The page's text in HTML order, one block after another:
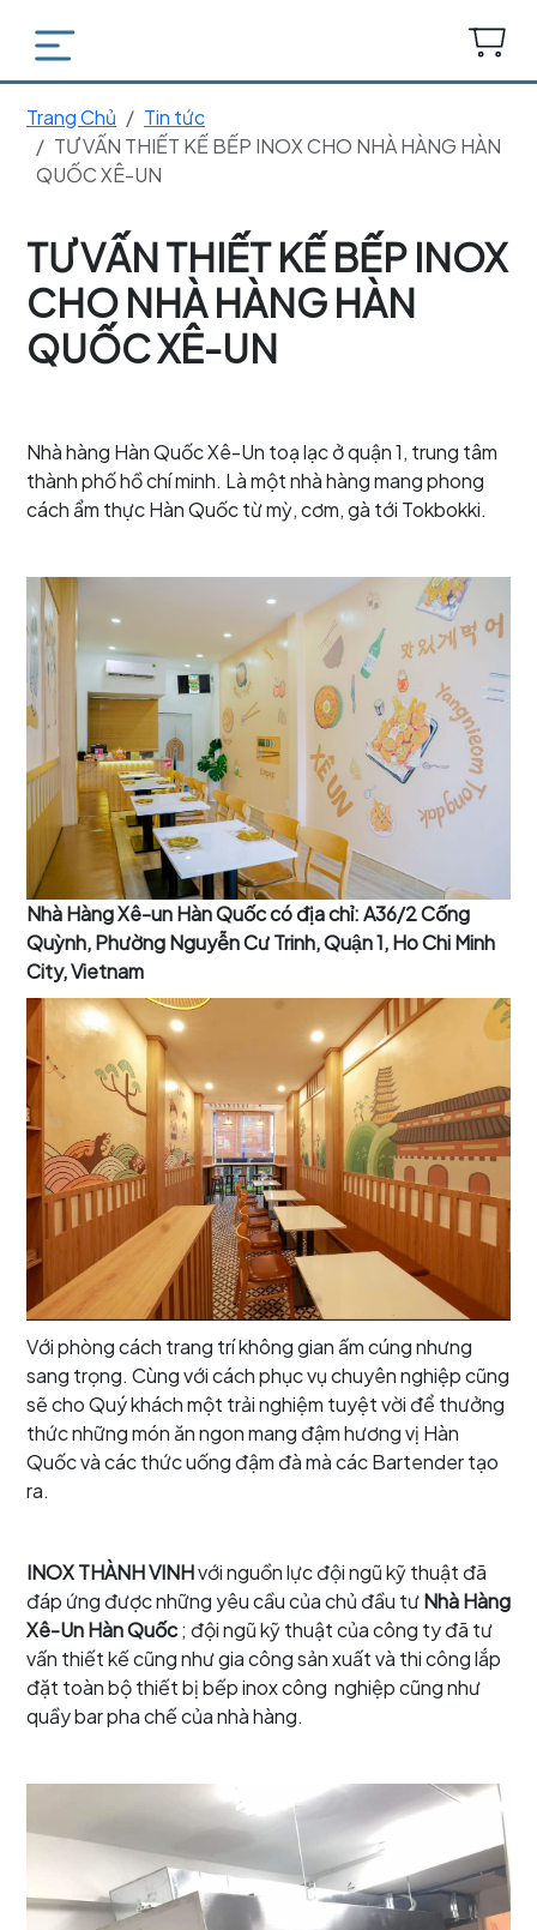
Trang Chủ
Tin tức
TƯ VẤN THIẾT KẾ BẾP INOX CHO NHÀ HÀNG HÀN
QUỐC XÊ-UN
TƯ VẤN THIẾT KẾ BẾP INOX
CHO NHÀ HÀNG HÀN
QUỐC XÊ-UN
Nhà hàng Hàn Quốc Xê-Un toạ lạc ở quận 1, trung tâm
thành phố hồ chí minh. Là một nhà hàng mang phong
cách ẩm thực Hàn Quốc từ mỳ, cơm, gà tới Tokbokki.
Nhà Hàng Xê-un Hàn Quốc có địa chỉ: A36/2 Cống
Quỳnh, Phường Nguyễn Cư Trinh, Quận 1, Ho Chi Minh
City, Vietnam
Với phòng cách trang trí không gian ấm cúng nhưng
sang trọng. Cùng với cách phục vụ chuyên nghiệp cũng
sẽ cho Quý khách một trải nghiệm tuyệt vời để thưởng
thức những món ăn ngon mang đậm hương vị Hàn
Quốc và các thức uống đậm đà mà các Bartender tạo
ra.
INOX THÀNH VINHvới nguồn lực đội ngũ kỹ thuật đã
đáp ứng được những yêu cầu của chủ đầu tưNhà Hàng
Xê-Un Hàn Quốc; đội ngũ kỹ thuật của công ty đã tư
vấn thiết kế cũng như gia công sản xuất và thi công lắp
đặt toàn bộ thiết bị bếp inox công nghiệp cũng như
quầy bar pha chế của nhà hàng.